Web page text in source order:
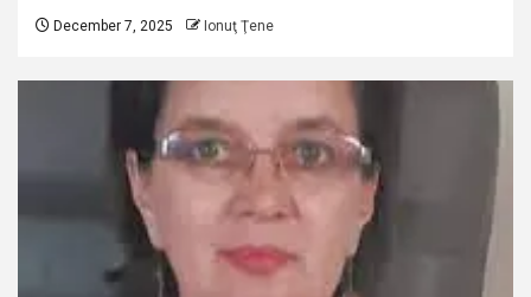
December 7, 2025 Ionuţ Ţene